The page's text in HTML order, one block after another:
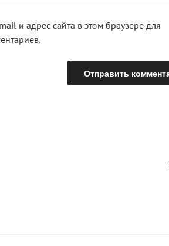
и адрес сайта в этом браузере для